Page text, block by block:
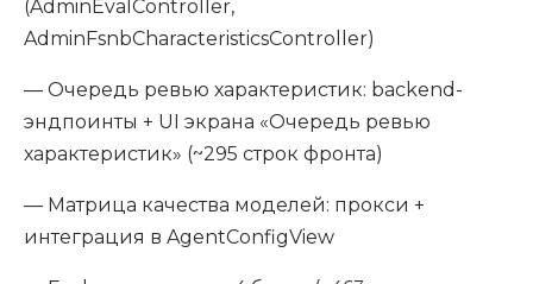
(AdminEvalController,
AdminFsnbCharacteristicsController)
— Очередь ревью характеристик: backend-
эндпоинты + UI экрана «Очередь ревью
характеристик» (~295 строк фронта)
— Матрица качества моделей: прокси +
интеграция в AgentConfigView